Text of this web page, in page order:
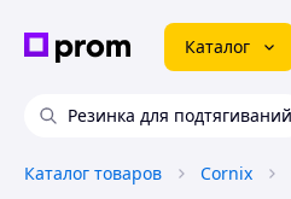
Каталог
Резинка для подтягиваний
Каталог товаров Cornix